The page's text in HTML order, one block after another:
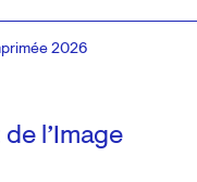
l’Image
2026